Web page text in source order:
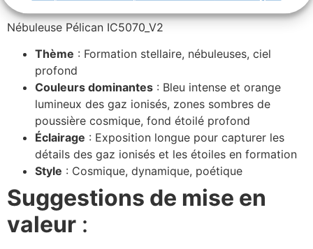
Nébuleuse Pélican IC5070_V2
Thème : Formation stellaire, nébuleuses, ciel
profond
Couleurs dominantes : Bleu intense et orange
lumineux des gaz ionisés, zones sombres de
poussière cosmique, fond étoilé profond
Éclairage : Exposition longue pour capturer les
détails des gaz ionisés et les étoiles en formation
Style : Cosmique, dynamique, poétique
Suggestions de mise en
valeur :